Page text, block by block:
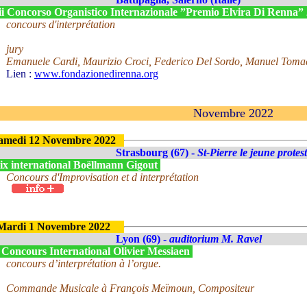
Concorso Organistico Internazionale ”Premio Elvira Di Renna”
concours d'interprétation
jury
Emanuele Cardi, Maurizio Croci, Federico Del Sordo, Manuel
Lien : www.fondazionedirenna.org
Novembre 2022
12 Novembre 2022
Strasbourg (67) - St-Pierre le jeune
international Boëllmann Gigout
Concours d'Improvisation et d interprétation
1 Novembre 2022
Lyon (69) - auditorium M. Ravel
Concours International Olivier Messiaen
concours d’interprétation à l’orgue.
Commande Musicale à François Meïmoun, Compositeur